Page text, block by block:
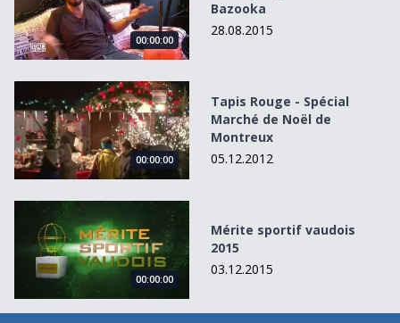
00:00:00
Bazooka
28.08.2015
Tapis Rouge - Spécial Marché de Noël de Montreux
00:00:00
Tapis Rouge - Spécial
Marché de Noël de
Montreux
05.12.2012
Mérite sportif vaudois 2015
00:00:00
Mérite sportif vaudois
2015
03.12.2015